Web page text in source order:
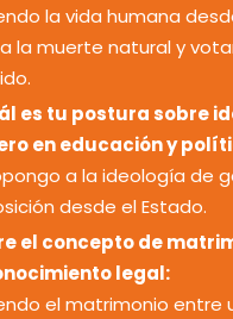
la vida humana
la muerte natural y
es tu postura sobre
en educación y
a la ideología de
desde el Estado.
el concepto de
legal:
el matrimonio entre